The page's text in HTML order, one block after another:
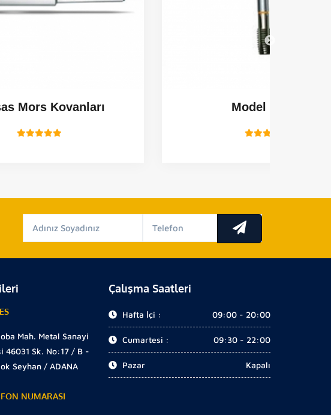
Mah. Metal Sanayi
46031 Sk. No:17 / B -
Seyhan / ADANA
NUMARASI
Çalışma Saatleri
Hafta İçi : 09:00 - 20:00
Cumartesi : 09:30 - 22:00
Pazar Kapalı